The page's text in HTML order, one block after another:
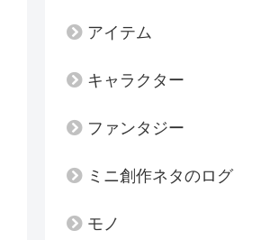
アイテム
キャラクター
ファンタジー
ミニ創作ネタのログ
モノ